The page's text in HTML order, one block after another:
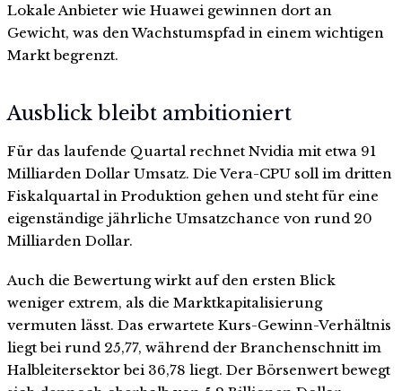
Lokale Anbieter wie Huawei gewinnen dort an
Gewicht, was den Wachstumspfad in einem wichtigen
Markt begrenzt.
Ausblick bleibt ambitioniert
Für das laufende Quartal rechnet Nvidia mit etwa 91
Milliarden Dollar Umsatz. Die Vera-CPU soll im dritten
Fiskalquartal in Produktion gehen und steht für eine
eigenständige jährliche Umsatzchance von rund 20
Milliarden Dollar.
Auch die Bewertung wirkt auf den ersten Blick
weniger extrem, als die Marktkapitalisierung
vermuten lässt. Das erwartete Kurs-Gewinn-Verhältnis
liegt bei rund 25,77, während der Branchenschnitt im
Halbleitersektor bei 36,78 liegt. Der Börsenwert bewegt